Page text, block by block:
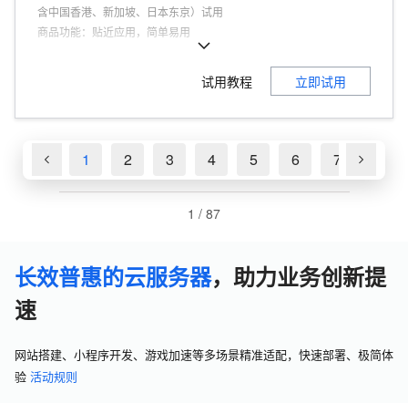
含中国香港、新加坡、日本东京）试用
商品功能： 贴近应用，简单易用
试用教程 立即试用
1 2 3 4 5 6 7
1 / 87
长效普惠的云服务器，助力业务创新提
速
网站搭建、小程序开发、游戏加速等多场景精准适配，快速部署、极简体
验 活动规则